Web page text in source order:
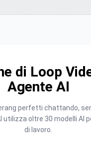
di Loop
Agente AI
perfetti chattando,
utilizza oltre 30 modelli AI
di lavoro.